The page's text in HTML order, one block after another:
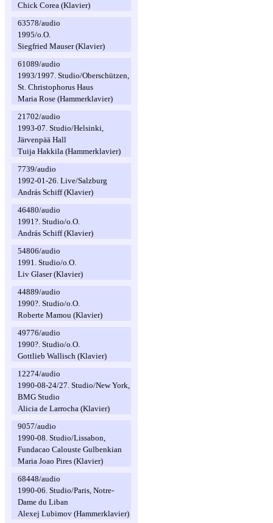
Chick Corea (Klavier)
63578/audio
1995/o.O.
Siegfried Mauser (Klavier)
61089/audio
1993/1997. Studio/Oberschützen,
St. Christophorus Haus
Maria Rose (Hammerklavier)
21702/audio
1993-07. Studio/Helsinki,
Järvenpää Hall
Tuija Hakkila (Hammerklavier)
7739/audio
1992-01-26. Live/Salzburg
András Schiff (Klavier)
46480/audio
1991?. Studio/o.O.
András Schiff (Klavier)
54806/audio
1991. Studio/o.O.
Liv Glaser (Klavier)
44889/audio
1990?. Studio/o.O.
Roberte Mamou (Klavier)
49776/audio
1990?. Studio/o.O.
Gottlieb Wallisch (Klavier)
12274/audio
1990-08-24/27. Studio/New York,
BMG Studio
Alicia de Larrocha (Klavier)
9057/audio
1990-08. Studio/Lissabon,
Fundacao Calouste Gulbenkian
Maria Joao Pires (Klavier)
68448/audio
1990-06. Studio/Paris, Notre-
Dame du Liban
Alexej Lubimov (Hammerklavier)